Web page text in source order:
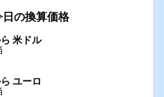
日の換算価格
米ドル
ユーロ